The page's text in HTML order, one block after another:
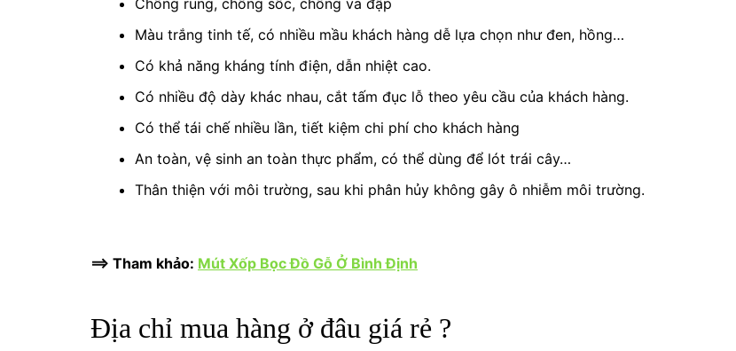
Màu trắng tinh tế, có nhiều mầu khách hàng dễ lựa chọn như đen, hồng…
Có khả năng kháng tính điện, dẫn nhiệt cao.
Có nhiều độ dày khác nhau, cắt tấm đục lỗ theo yêu cầu của khách hàng.
Có thể tái chế nhiều lần, tiết kiệm chi phí cho khách hàng
An toàn, vệ sinh an toàn thực phẩm, có thể dùng để lót trái cây…
Thân thiện với môi trường, sau khi phân hủy không gây ô nhiễm môi trường.
==> Tham khảo: Mút Xốp Bọc Đồ Gỗ Ở Bình Định
Địa chỉ mua hàng ở đâu giá rẻ ?